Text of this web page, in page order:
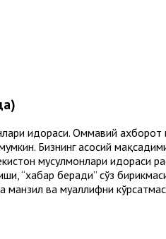
идораси. Оммавий ахборот
Бизнинг асосий
мусулмонлари идораси
“хабар беради” сўз
манзил ва муаллифни